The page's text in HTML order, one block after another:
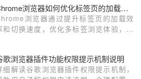
Chrome浏览器如何优化标签页的加载速度
浏览器通过提升标签页的加载效
和切换速度，优化多标签浏览体验，减
歌浏览器插件功能权限提示机制说明
细解读谷歌浏览器插件权限提示机制，